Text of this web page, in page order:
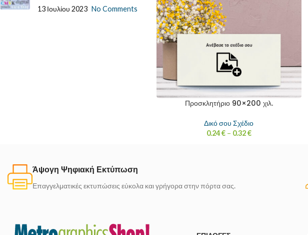
13 Ιουλίου 2023 No Comments
Προσκλητήριο 90×200 χιλ.
Δικό σου Σχέδιο
0.24€ – 0.32€
Άψογη Ψηφιακή Εκτύπωση
Επαγγελματικές εκτυπώσεις εύκολα και γρήγορα στην πόρτα σας.